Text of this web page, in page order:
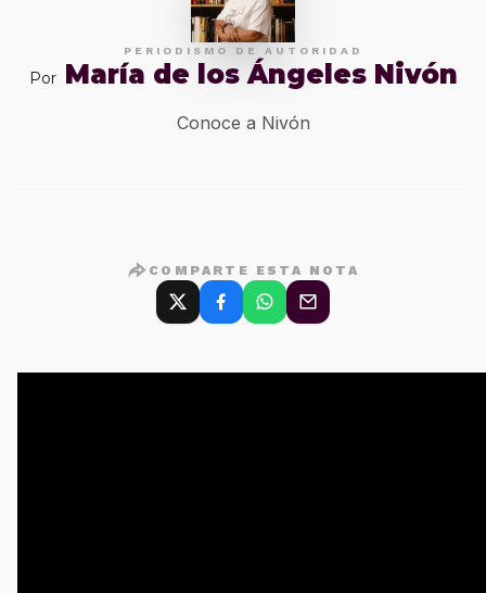
PERIODISMO DE AUTORIDAD
Por María de los Ángeles Nivón
Conoce a Nivón
COMPARTE ESTA NOTA